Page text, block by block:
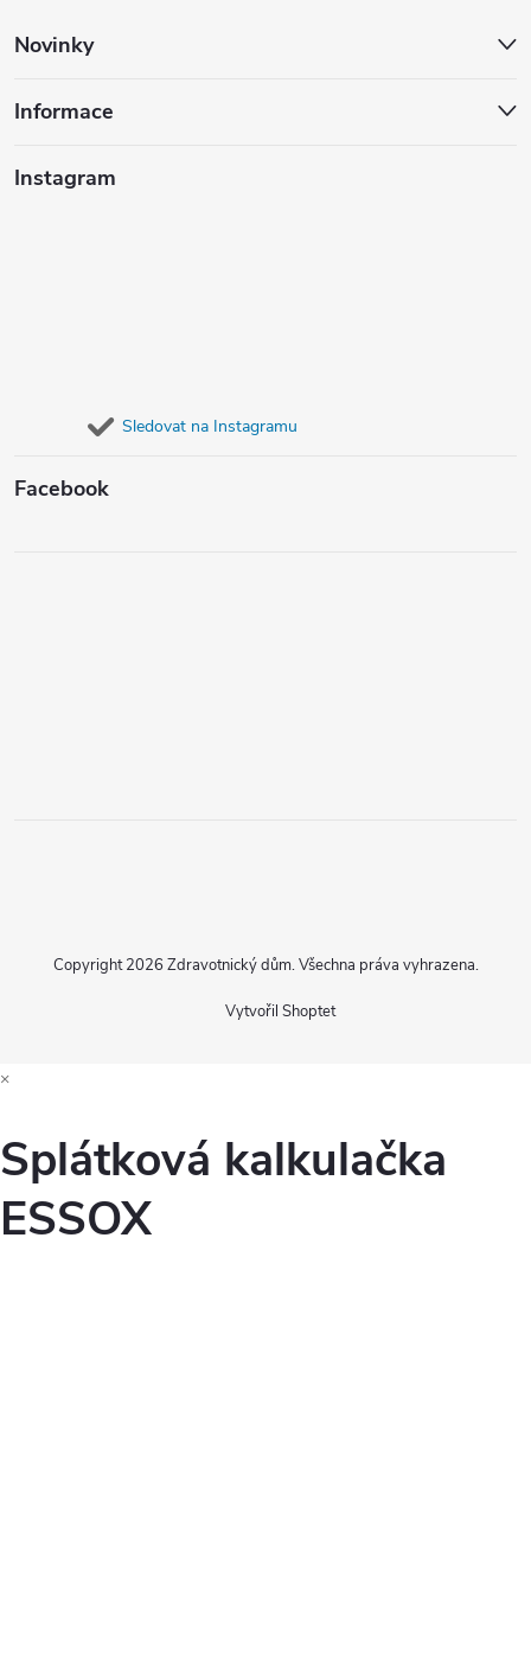
Novinky
Informace
Instagram
Sledovat na Instagramu
Facebook
Vytvořil Shoptet
Copyright 2026 Zdravotnický dům. Všechna práva vyhrazena.
×
Splátková kalkulačka
ESSOX